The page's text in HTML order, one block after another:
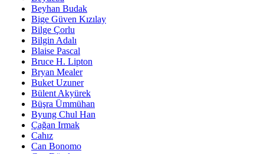
Beyhan Budak
Bige Güven Kızılay
Bilge Çorlu
Bilgin Adalı
Blaise Pascal
Bruce H. Lipton
Bryan Mealer
Buket Uzuner
Bülent Akyürek
Büşra Ümmühan
Byung Chul Han
Çağan Irmak
Cahız
Can Bonomo